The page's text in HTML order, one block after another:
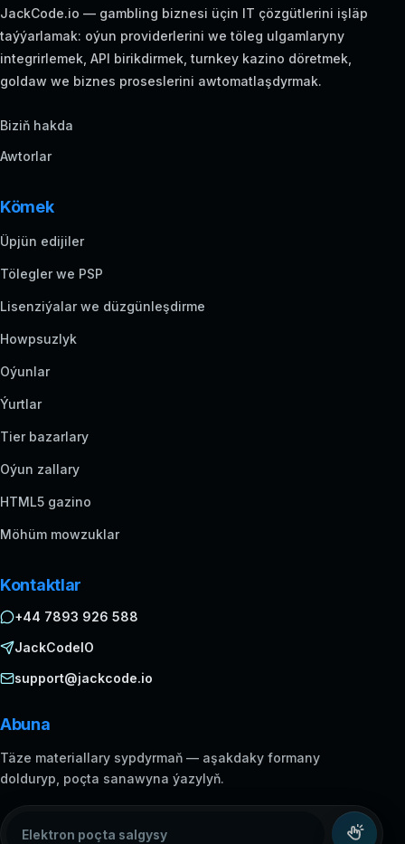
JackCode.io — gambling biznesi üçin IT çözgütlerini işläp
taýýarlamak: oýun providerlerini we töleg ulgamlaryny
integrirlemek, API birikdirmek, turnkey kazino döretmek,
goldaw we biznes proseslerini awtomatlaşdyrmak.
Biziň hakda
Awtorlar
Kömek
Üpjün edijiler
Tölegler we PSP
Lisenziýalar we düzgünleşdirme
Howpsuzlyk
Oýunlar
Ýurtlar
Tier bazarlary
Oýun zallary
HTML5 gazino
Möhüm mowzuklar
Kontaktlar
+44 7893 926 588
JackCodeIO
support@jackcode.io
Abuna
Täze materiallary sypdyrmaň — aşakdaky formany
dolduryp, poçta sanawyna ýazylyň.